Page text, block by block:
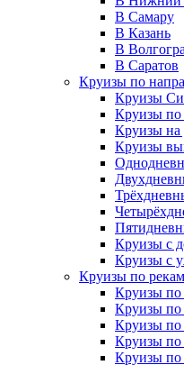
В Самару
В Казань
В
В Саратов
Круизы по
Круизы
Круизы по
Круизы на
Круизы
Круизы с
Круизы с
Круизы по рекам
Круизы по
Круизы
Круизы
Круизы
Круизы